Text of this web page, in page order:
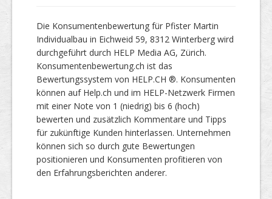
Die Konsumentenbewertung für Pfister Martin
Individualbau in Eichweid 59, 8312 Winterberg wird
durchgeführt durch HELP Media AG, Zürich.
Konsumentenbewertung.ch ist das
Bewertungssystem von HELP.CH ®. Konsumenten
können auf Help.ch und im HELP-Netzwerk Firmen
mit einer Note von 1 (niedrig) bis 6 (hoch)
bewerten und zusätzlich Kommentare und Tipps
für zukünftige Kunden hinterlassen. Unternehmen
können sich so durch gute Bewertungen
positionieren und Konsumenten profitieren von
den Erfahrungsberichten anderer.